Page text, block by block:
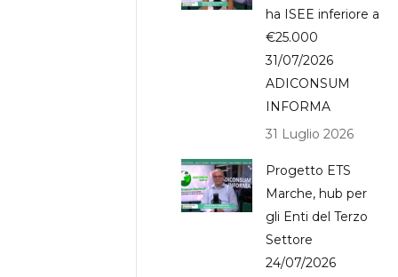
ha ISEE inferiore a
€25.000
31/07/2026
ADICONSUM
INFORMA
31 Luglio 2026
Progetto ETS
Marche, hub per
gli Enti del Terzo
Settore
24/07/2026